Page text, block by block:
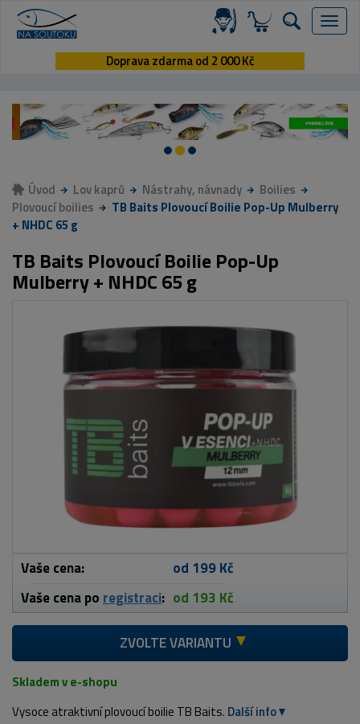
Menu
Doprava zdarma od 2 000 Kč
Úvod Lov kaprů Nástrahy, návnady
Boilies
Plovoucí boilies
TB Baits Plovoucí Boilie Pop-Up Mulberry
+ NHDC 65 g
TB Baits Plovoucí Boilie Pop-Up
Mulberry + NHDC 65 g
Vaše cena:
od 199 Kč
Vaše cena po registraci: od 193 Kč
ZVOLTE VARIANTU
Skladem v e-shopu
Vysoce atraktivní plovoucí boilie TB Baits. Další info